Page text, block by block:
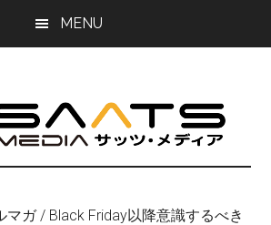
MENU
マガ / Black Friday以降意識するべき